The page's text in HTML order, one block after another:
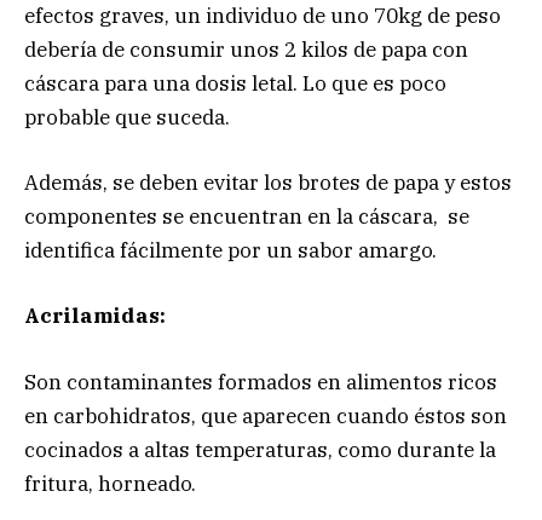
efectos graves, un individuo de uno 70kg de peso
debería de consumir unos 2 kilos de papa con
cáscara para una dosis letal. Lo que es poco
probable que suceda.
Además, se deben evitar los brotes de papa y estos
componentes se encuentran en la cáscara, se
identifica fácilmente por un sabor amargo.
Acrilamidas:
Son contaminantes formados en alimentos ricos
en carbohidratos, que aparecen cuando éstos son
cocinados a altas temperaturas, como durante la
fritura, horneado.